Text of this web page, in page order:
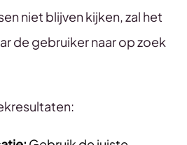
niet blijven kijken, zal het
de gebruiker naar op zoek